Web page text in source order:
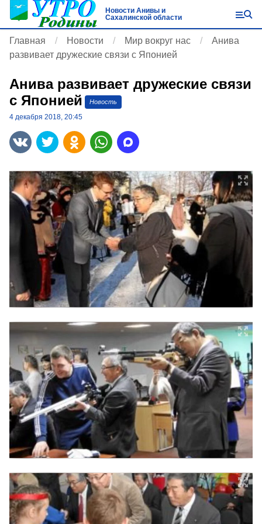
Новости Анивы и
Сахалинской области
Главная Новости Мир вокруг нас
Анива
развивает дружеские связи с Японией
Анива развивает дружеские связи
с Японией
Новость
4 декабря 2018, 20:45